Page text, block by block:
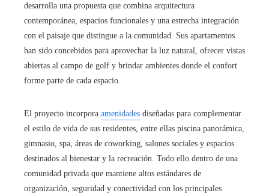
desarrolla una propuesta que combina arquitectura
contemporánea, espacios funcionales y una estrecha integración
con el paisaje que distingue a la comunidad. Sus apartamentos
han sido concebidos para aprovechar la luz natural, ofrecer vistas
abiertas al campo de golf y brindar ambientes donde el confort
forme parte de cada espacio.
El proyecto incorpora amenidades diseñadas para complementar
el estilo de vida de sus residentes, entre ellas piscina panorámica,
gimnasio, spa, áreas de coworking, salones sociales y espacios
destinados al bienestar y la recreación. Todo ello dentro de una
comunidad privada que mantiene altos estándares de
organización, seguridad y conectividad con los principales